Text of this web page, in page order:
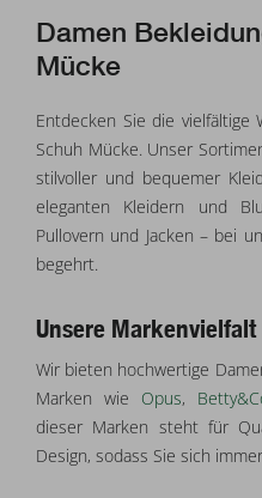
Damen
Mücke
Entdecken Sie die vielfältige
Schuh Mücke. Unser
stilvoller und bequemer
eleganten Kleidern und
Pullovern und Jacken – bei
begehrt.
Unsere Markenvielfalt
Wir bieten hochwertige
Marken wie Opus,
dieser Marken steht für
Design, sodass Sie sich